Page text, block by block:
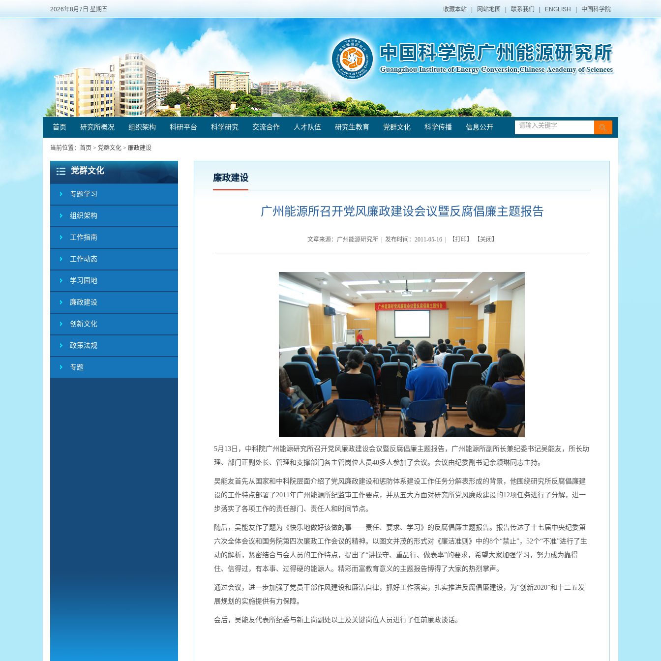
2026年8月7日 星期五 收藏本站 网站地图 联系我们 ENGLISH 中国科学院
首页 研究所概况 组织架构 科研平台 科学研究 交流合作 人才队伍 研究生教育 党群文化 科学传播 信息公开
当前位置： 首页 > 党群文化 > 廉政建设
党群文化
专题学习
组织架构
工作指南
工作动态
学习园地
廉政建设
创新文化
政策法规
专题
廉政建设
广州能源所召开党风廉政建设会议暨反腐倡廉主题报告
文章来源：广州能源研究所 | 发布时间： 2011-05-16| 【打印】 【关闭 】
5月13日，中科院广州能源研究所召开党风廉政建设会议暨反腐倡廉主题报告，广州能源所副所长兼纪委书记吴能友，所长助
理、部门正副处长、管理和支撑部门各主管岗位人员40多人参加了会议。会议由纪委副书记余颖琳同志主持。
吴能友首先从国家和中科院层面介绍了党风廉政建设和惩防体系建设工作任务分解表形成的背景，他围绕研究所反腐倡廉建
设的工作特点部署了2011年广州能源所纪监审工作要点，并从五大方面对研究所党风廉政建设的12项任务进行了分解，进一
步落实了各项工作的责任部门、责任人和时间节点。
随后，吴能友作了题为《快乐地做好该做的事——责任、要求、学习》的反腐倡廉主题报告。报告传达了十七届中央纪委第
六次全体会议和国务院第四次廉政工作会议的精神。以图文并茂的形式对《廉洁准则》中的8个“禁止”，52个“不准”进行了生
动的解析，紧密结合与会人员的工作特点，提出了“讲操守、重品行、做表率”的要求，希望大家加强学习，努力成为靠得
住、信得过，有本事、过得硬的能源人。精彩而富教育意义的主题报告博得了大家的热烈掌声。
通过会议，进一步加强了党员干部作风建设和廉洁自律，抓好工作落实，扎实推进反腐倡廉建设，为“创新2020”和十二五发
展规划的实施提供有力保障。
会后，吴能友代表所纪委与新上岗副处以上及关键岗位人员进行了任前廉政谈话。